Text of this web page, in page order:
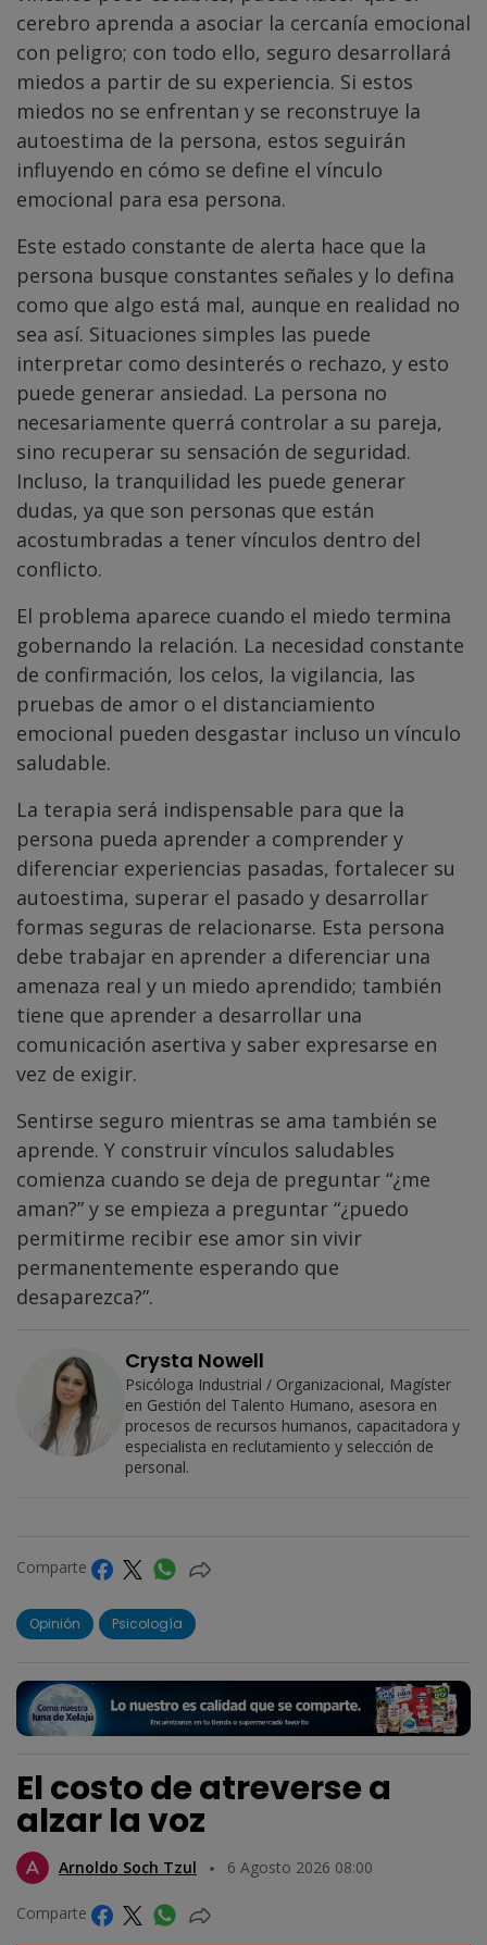
cerebro aprenda a asociar la cercanía emocional
con peligro; con todo ello, seguro desarrollará
miedos a partir de su experiencia. Si estos
miedos no se enfrentan y se reconstruye la
autoestima de la persona, estos seguirán
influyendo en cómo se define el vínculo
emocional para esa persona.
Este estado constante de alerta hace que la
persona busque constantes señales y lo defina
como que algo está mal, aunque en realidad no
sea así. Situaciones simples las puede
interpretar como desinterés o rechazo, y esto
puede generar ansiedad. La persona no
necesariamente querrá controlar a su pareja,
sino recuperar su sensación de seguridad.
Incluso, la tranquilidad les puede generar
dudas, ya que son personas que están
acostumbradas a tener vínculos dentro del
conflicto.
El problema aparece cuando el miedo termina
gobernando la relación. La necesidad constante
de confirmación, los celos, la vigilancia, las
pruebas de amor o el distanciamiento
emocional pueden desgastar incluso un vínculo
saludable.
La terapia será indispensable para que la
persona pueda aprender a comprender y
diferenciar experiencias pasadas, fortalecer su
autoestima, superar el pasado y desarrollar
formas seguras de relacionarse. Esta persona
debe trabajar en aprender a diferenciar una
amenaza real y un miedo aprendido; también
tiene que aprender a desarrollar una
comunicación asertiva y saber expresarse en
vez de exigir.
Sentirse seguro mientras se ama también se
aprende. Y construir vínculos saludables
comienza cuando se deja de preguntar “¿me
aman?” y se empieza a preguntar “¿puedo
permitirme recibir ese amor sin vivir
permanentemente esperando que
desaparezca?”.
Crysta Nowell
Psicóloga Industrial / Organizacional, Magíster
en Gestión del Talento Humano, asesora en
procesos de recursos humanos, capacitadora y
especialista en reclutamiento y selección de
personal.
Comparte
Opinión Psicología
El costo de atreverse a
alzar la voz
Arnoldo Soch Tzul 6 Agosto 2026 08:00
Comparte